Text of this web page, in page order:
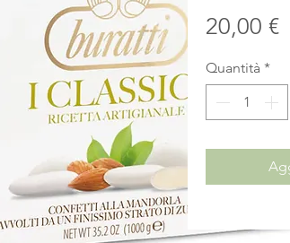
20,00 €
Quantità *